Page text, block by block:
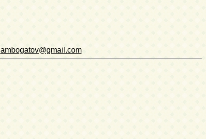
ambogatov@gmail.com